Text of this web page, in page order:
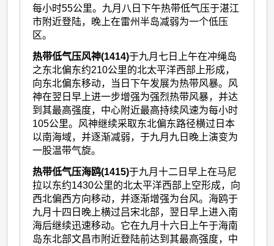
每小时55公里。九月八日下午热带低气压于湛江
市附近登陆，晚上在雷州半岛减弱为一个低压
区。
热带低气压风神(1414)于九月七日上午在冲绳岛
之东北偏东约210公里的北太平洋西部上形成，
向东北偏东移动，当日下午发展为热带风暴。风
神在翌日早上进一步增强为强烈热带风暴，并达
到其最高强度，中心附近最高持续风速为每小时
105公里。风神继续采取东北偏东路径横过日本
以南海域，并逐渐减弱，于九月九日晚上演变为
一股温带气旋。
热带低气压海鸥(1415)于九月十二日早上在马尼
拉以东约1430公里的北太平洋西部上空形成，向
西北偏西方向移动，并逐渐增强为台风。海鸥于
九月十四日晚上横过吕宋北部，翌日早上进入南
海后继续迅速移动。它在九月十六日上午于海南
岛东北部文昌市附近登陆前达到其最高强度，中